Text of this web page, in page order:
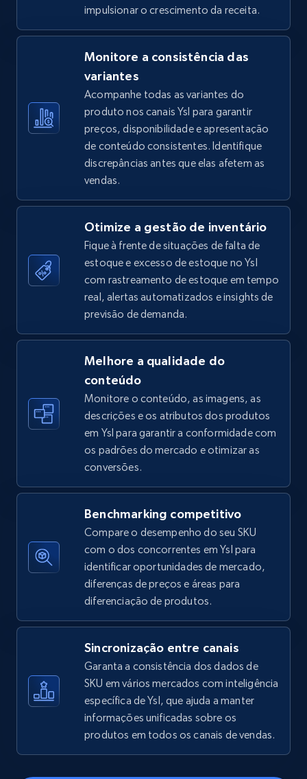
TikTok Shop - category
URL, Title, Available, Description, Currency, Initial
5.4K+ 667+ Comece agora
by keywords search
URL, Title, Available, Description, Currency, Initial
price, Final price, Discount percent, and more.
5.4K+ 667+ Comece agora
URL, Title, Available, Description, Currency, Initial
price, Final price, Discount percent, and more.
5.4K+ 667+ Comece agora
Amazon sellers info
Seller id, URL, Seller name, Description, Detailed
info, Stars, Feedbacks, Return policy, and more.
2.5K+ 378+ Comece agora
eBay
URL, Product id, Title, Seller name, Seller rating,
Seller reviews, Breadcrumbs, Root category, and
more.
359+ Comece agora
impulsionar o crescimento da receita.
Monitore a consistência das
variantes
Acompanhe todas as variantes do
produto nos canais Ysl para garantir
preços, disponibilidade e apresentação
de conteúdo consistentes. Identifique
discrepâncias antes que elas afetem as
vendas.
Otimize a gestão de inventário
Fique à frente de situações de falta de
estoque e excesso de estoque no Ysl
com rastreamento de estoque em tempo
real, alertas automatizados e insights de
previsão de demanda.
Melhore a qualidade do
conteúdo
Monitore o conteúdo, as imagens, as
descrições e os atributos dos produtos
em Ysl para garantir a conformidade com
os padrões do mercado e otimizar as
conversões.
Benchmarking competitivo
Compare o desempenho do seu SKU
com o dos concorrentes em Ysl para
identificar oportunidades de mercado,
diferenças de preços e áreas para
diferenciação de produtos.
Sincronização entre canais
Garanta a consistência dos dados de
SKU em vários mercados com inteligência
específica de Ysl, que ajuda a manter
informações unificadas sobre os
produtos em todos os canais de vendas.